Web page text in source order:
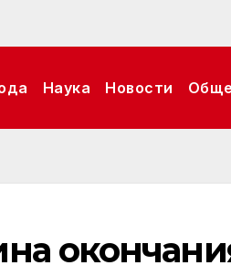
Наука Новости